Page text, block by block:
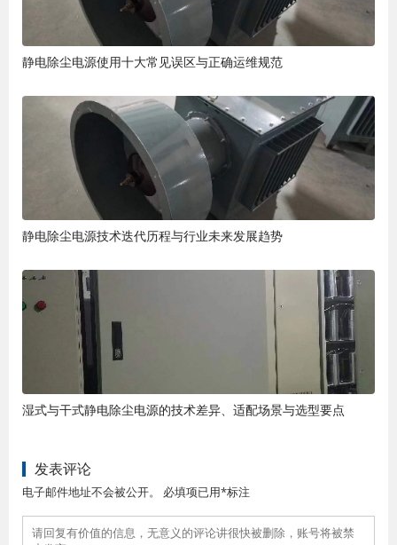
静电除尘电源使用十大常见误区与正确运维规范
静电除尘电源技术迭代历程与行业未来发展趋势
湿式与干式静电除尘电源的技术差异、适配场景与选型要点
发表评论
电子邮件地址不会被公开。 必填项已用*标注